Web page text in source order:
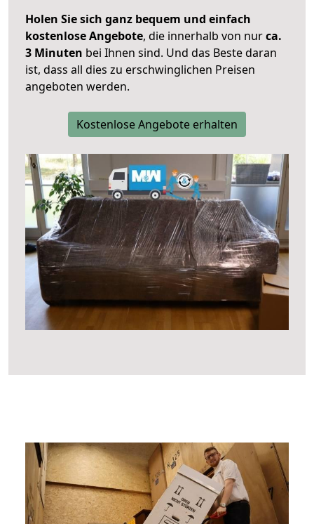
Holen Sie sich ganz bequem und einfach
kostenlose Angebote, die innerhalb von nurca.
3 Minuten bei Ihnen sind. Und das Beste daran
ist, dass all dies zu erschwinglichen Preisen
angeboten werden.
Kostenlose Angebote erhalten